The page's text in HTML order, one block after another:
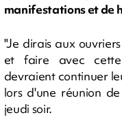
manifestations et de
"Je dirais aux
et faire avec
devraient continuer
lors d'une réunion
jeudi soir.